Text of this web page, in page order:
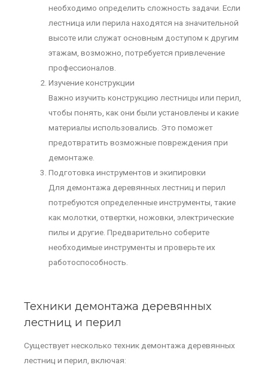
необходимо определить сложность задачи. Если
лестница или перила находятся на значительной
высоте или служат основным доступом к другим
этажам, возможно, потребуется привлечение
профессионалов.
Изучение конструкции
Важно изучить конструкцию лестницы или перил,
чтобы понять, как они были установлены и какие
материалы использовались. Это поможет
предотвратить возможные повреждения при
демонтаже.
Подготовка инструментов и экипировки
Для демонтажа деревянных лестниц и перил
потребуются определенные инструменты, такие
как молотки, отвертки, ножовки, электрические
пилы и другие. Предварительно соберите
необходимые инструменты и проверьте их
работоспособность.
Техники демонтажа деревянных
лестниц и перил
Существует несколько техник демонтажа деревянных
лестниц и перил, включая: